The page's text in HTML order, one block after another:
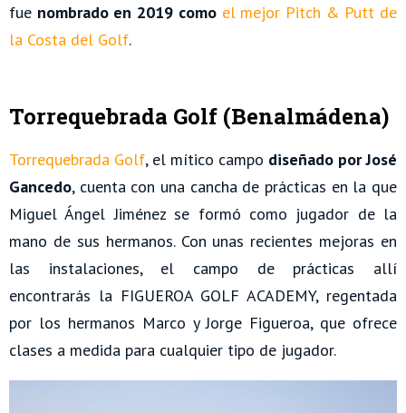
fue nombrado en 2019 como elmejor Pitch & Putt de
la Costa del Golf.
Torrequebrada Golf (Benalmádena)
Torrequebrada Golf, el mítico campo diseñado por José
Gancedo, cuenta con una cancha de prácticas en la que
Miguel Ángel Jiménez se formó como jugador de la
mano de sus hermanos. Con unas recientes mejoras en
las instalaciones, el campo de prácticas allí
encontrarás la FIGUEROA GOLF ACADEMY, regentada
por los hermanos Marco y Jorge Figueroa, que ofrece
clases a medida para cualquier tipo de jugador.